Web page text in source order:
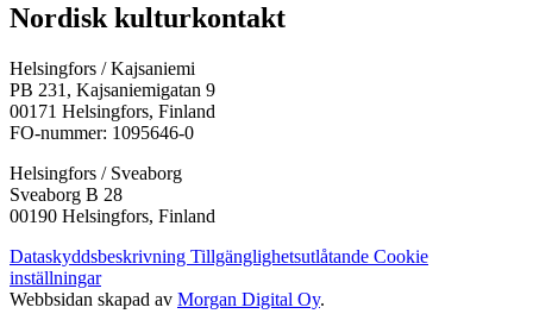
Facebook:
Öppnas
en
ny
flik
Instagram:
Öppnas
en
ny
flik
TikTok:
Öppnas
en
ny
flik
Youtube:
Öppnas
en
ny
flik
Vimeo:
Öppnas
en
ny
flik
Nordisk kulturkontakt
Helsingfors / Kajsaniemi
PB 231, Kajsaniemigatan 9
00171 Helsingfors, Finland
FO-nummer: 1095646-0
Helsingfors / Sveaborg
Sveaborg B 28
00190 Helsingfors, Finland
Dataskyddsbeskrivning Tillgänglighetsutlåtande Cookie
inställningar
Webbsidan skapad av Morgan Digital Oy.